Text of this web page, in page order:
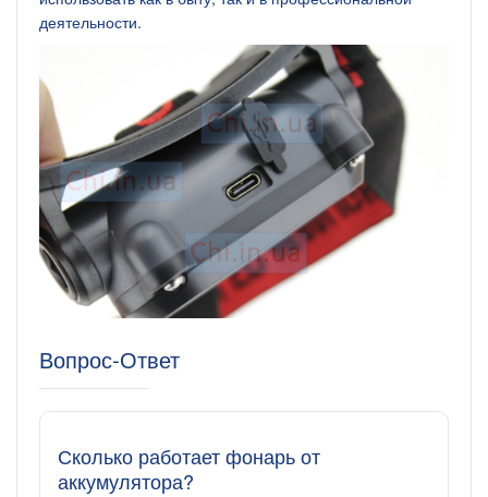
деятельности.
Вопрос-Ответ
Сколько работает фонарь от
аккумулятора?